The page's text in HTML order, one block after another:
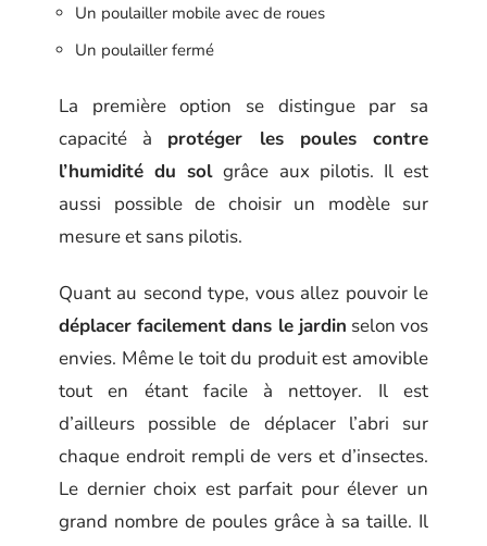
Un poulailler mobile avec de roues
Un poulailler fermé
La première option se distingue par sa
capacité à protéger les poules contre
l’humidité du solgrâce aux pilotis. Il est
aussi possible de choisir un modèle sur
mesure et sans pilotis.
Quant au second type, vous allez pouvoir le
déplacer facilement dans le jardin selon vos
envies. Même le toit du produit est amovible
tout en étant facile à nettoyer. Il est
d’ailleurs possible de déplacer l’abri sur
chaque endroit rempli de vers et d’insectes.
Le dernier choix est parfait pour élever un
grand nombre de poules grâce à sa taille. Il